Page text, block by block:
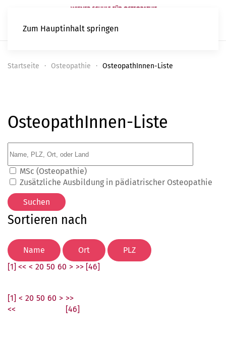
Zum Hauptinhalt springen
Startseite Osteopathie OsteopathInnen-Liste
OsteopathInnen-Liste
MSc (Osteopathie)
Zusätzliche Ausbildung in pädiatrischer Osteopathie
Sortieren nach
[1] << < 20 50 60 > >> [46]
[1]
<<
< 20 50 60 > >>
[46]